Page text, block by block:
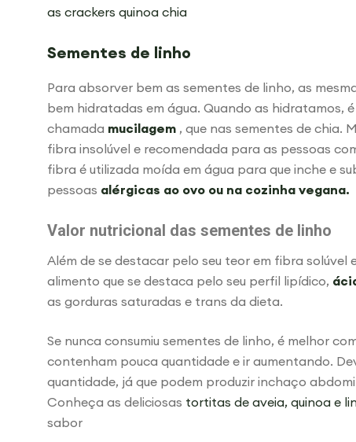
as crackers quinoa chia
Sementes de linho
Para absorver bem as sementes de linho, as
bem hidratadas em água. Quando as hidratamos,
chamada mucilagem , que nas sementes de chia.
fibra insolúvel e recomendada para as pessoas
fibra é utilizada moída em água para que inche e
pessoas alérgicas ao ovo ou na cozinha vegana.
Valor nutricional das sementes de linho
Além de se destacar pelo seu teor em fibra solúvel
alimento que se destaca pelo seu perfil lipídico,
as gorduras saturadas e trans da dieta.
Se nunca consumiu sementes de linho, é melhor
contenham pouca quantidade e ir aumentando.
quantidade, já que podem produzir inchaço
Conheça as deliciosas tortitas de aveia, quinoa e
sabor